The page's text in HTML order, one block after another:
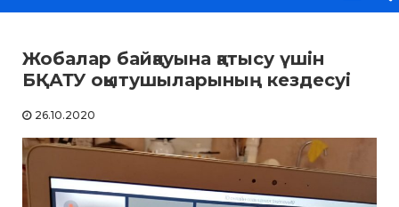
Жобалар байқауына қатысу үшін
БҚАТУ оқытушыларының кездесуі
26.10.2020